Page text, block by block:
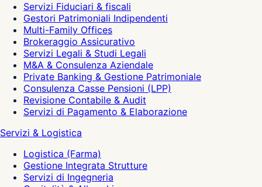
Servizi Fiduciari & fiscali
Gestori Patrimoniali Indipendenti
Multi-Family Offices
Brokeraggio Assicurativo
Servizi Legali & Studi Legali
M&A & Consulenza Aziendale
Private Banking & Gestione Patrimoniale
Consulenza Casse Pensioni (LPP)
Revisione Contabile & Audit
Servizi di Pagamento & Elaborazione
Servizi & Logistica
Logistica (Farma)
Gestione Integrata Strutture
Servizi di Ingegneria